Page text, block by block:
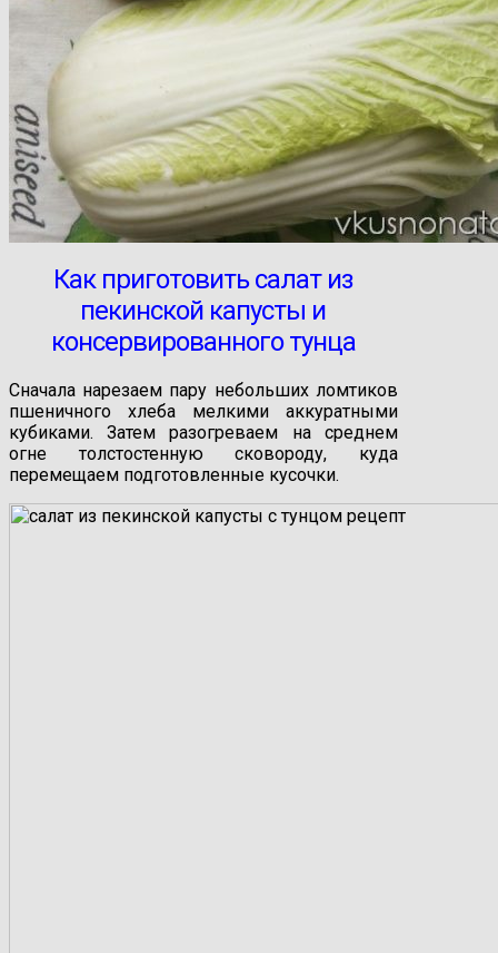
Как приготовить салат из
пекинской капусты и
консервированного тунца
Сначала нарезаем пару небольших ломтиков
пшеничного хлеба мелкими аккуратными
кубиками. Затем разогреваем на среднем
огне толстостенную сковороду, куда
перемещаем подготовленные кусочки.